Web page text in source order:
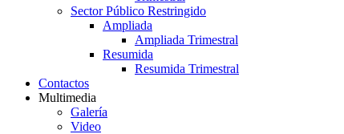
Sector Público Restringido
Ampliada
Ampliada Trimestral
Resumida
Resumida Trimestral
Contactos
Multimedia
Galería
Video